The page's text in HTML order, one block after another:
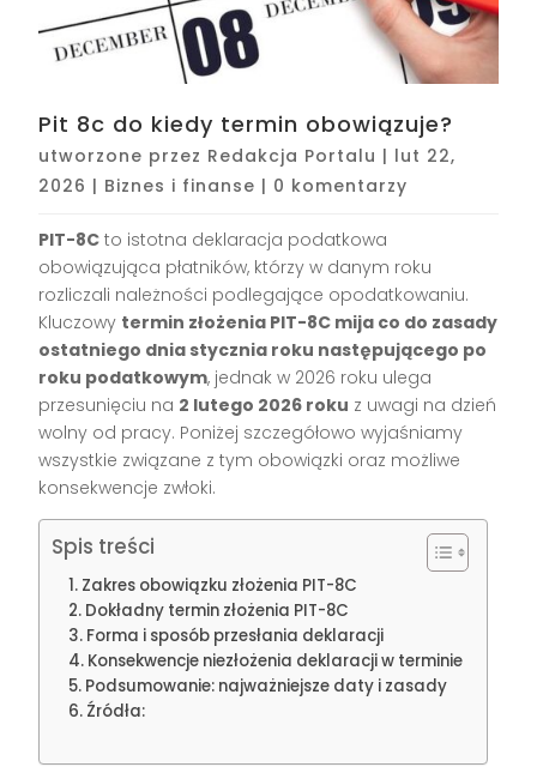
Pit 8c do kiedy termin obowiązuje?
utworzone przez Redakcja Portalu | lut 22,
2026 | Biznes i finanse | 0 komentarzy
PIT-8C to istotna deklaracja podatkowa
obowiązująca płatników, którzy w danym roku
rozliczali należności podlegające opodatkowaniu.
Kluczowy termin złożenia PIT-8C mija co do zasady
ostatniego dnia stycznia roku następującego po
roku podatkowym, jednak w 2026 roku ulega
przesunięciu na 2 lutego 2026 roku z uwagi na dzień
wolny od pracy. Poniżej szczegółowo wyjaśniamy
wszystkie związane z tym obowiązki oraz możliwe
konsekwencje zwłoki.
Spis treści
Zakres obowiązku złożenia PIT-8C
Dokładny termin złożenia PIT-8C
Forma i sposób przesłania deklaracji
Konsekwencje niezłożenia deklaracji w terminie
Podsumowanie: najważniejsze daty i zasady
Źródła: